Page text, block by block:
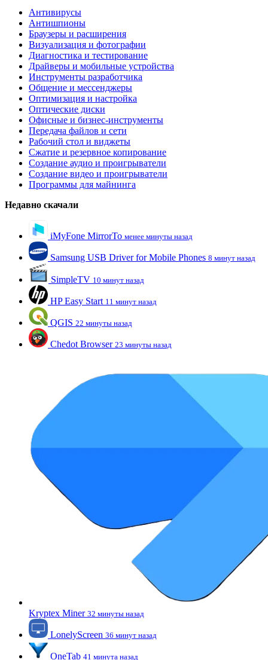
Антивирусы
Антишпионы
Браузеры и расширения
Визуализация и фотографии
Диагностика и тестирование
Драйверы и мобильные устройства
Инструменты разработчика
Общение и мессенджеры
Оптимизация и настройка
Оптические диски
Офисные и бизнес-инструменты
Передача файлов и сети
Рабочий стол и виджеты
Сжатие и резервное копирование
Создание аудио и проигрыватели
Создание видео и проигрыватели
Программы для майнинга
Недавно скачали
iMyFone MirrorTo менее минуты назад
Samsung USB Driver for Mobile Phones 8 минут назад
SimpleTV 10 минут назад
HP Easy Start 11 минут назад
QGIS 22 минуты назад
Chedot Browser 23 минуты назад
Kryptex Miner 32 минуты назад
LonelyScreen 36 минут назад
OneTab 41 минута назад